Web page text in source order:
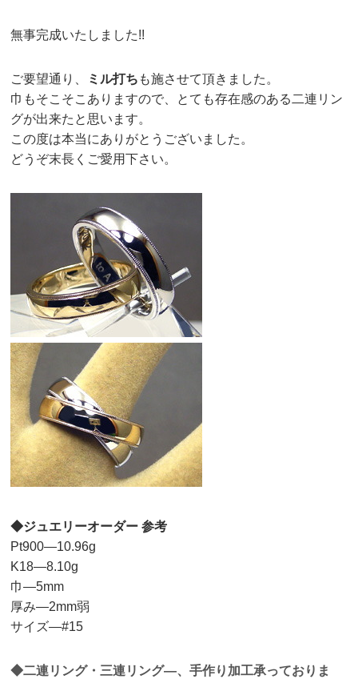
無事完成いたしました!!
ご要望通り、 ミル打ち も施させて頂きました。
巾もそこそこありますので、とても存在感のある二連リン
グが出来たと思います。
この度は本当にありがとうございました。
どうぞ末長くご愛用下さい。
◆ジュエリーオーダー 参考
Pt900—10.96g
K18—8.10g
巾—5mm
厚み—2mm弱
サイズ—#15
◆二連リング・三連リング—、手作り加工承っておりま